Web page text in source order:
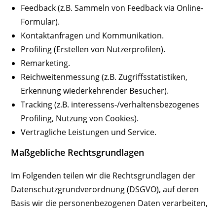
Feedback (z.B. Sammeln von Feedback via Online-
Formular).
Kontaktanfragen und Kommunikation.
Profiling (Erstellen von Nutzerprofilen).
Remarketing.
Reichweitenmessung (z.B. Zugriffsstatistiken,
Erkennung wiederkehrender Besucher).
Tracking (z.B. interessens-/verhaltensbezogenes
Profiling, Nutzung von Cookies).
Vertragliche Leistungen und Service.
Maßgebliche Rechtsgrundlagen
Im Folgenden teilen wir die Rechtsgrundlagen der
Datenschutzgrundverordnung (DSGVO), auf deren
Basis wir die personenbezogenen Daten verarbeiten,